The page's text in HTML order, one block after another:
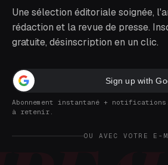
Une sélection éditoriale soignée,
rédaction et la revue de presse.
gratuite, désinscription en un clic.
Sign up with
Abonnement instantané +
à retenir.
OU AVEC VOTRE E-